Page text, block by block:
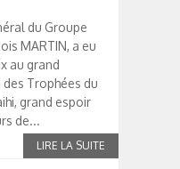
du Groupe
MARTIN, a eu
au grand
Trophées du
grand espoir
de...